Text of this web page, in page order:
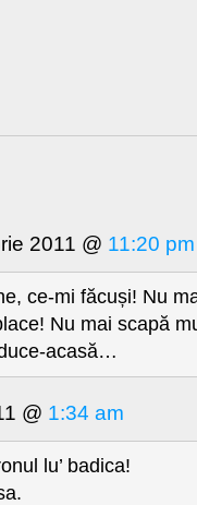
2011 @ 11:20 pm
ce-mi făcuși! Nu
Nu mai scapă
acasă…
@ 1:34 am
lu’ badica!